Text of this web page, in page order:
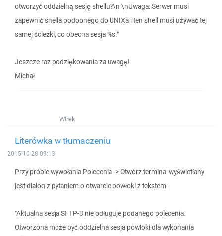
otworzyć oddzielną sesję shellu?\n \nUwaga: Serwer musi
zapewnić shella podobnego do UNIXa i ten shell musi używać tej
samej ścieżki, co obecna sesja %s."
Jeszcze raz podziękowania za uwagę!
Michał
WIrek
Literówka w tłumaczeniu
2015-10-28 09:13
Przy próbie wywołania Polecenia -> Otwórz terminal wyświetlany
jest dialog z pytaniem o otwarcie powłoki z tekstem:
"Aktualna sesja SFTP-3 nie odługuje podanego polecenia.
Otworzona może być oddzielna sesja powłoki dla wykonania